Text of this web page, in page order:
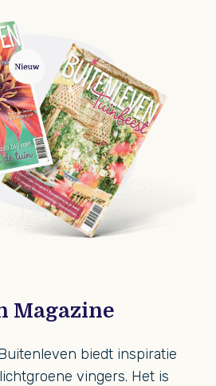
Magazine
biedt inspiratie
vingers. Het is